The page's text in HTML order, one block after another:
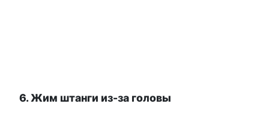
6. Жим штанги из-за головы